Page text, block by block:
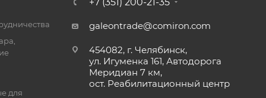
для
galeontrade@comiron.com
454082, г. Челябинск,
ул. Игуменка 161, Автодорога
Меридиан 7 км,
ост. Реабилитационный центр